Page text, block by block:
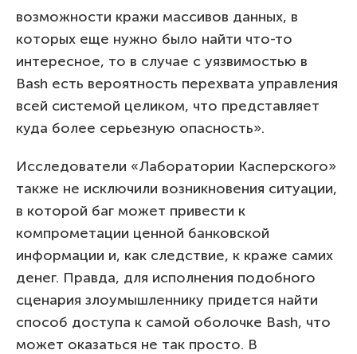
возможности кражи массивов данных, в
которых еще нужно было найти что-то
интересное, то в случае с уязвимостью в
Bash есть вероятность перехвата управления
всей системой целиком, что представляет
куда более серьезную опасность».
Исследователи «Лаборатории Касперского»
также не исключили возникновения ситуации,
в которой баг может привести к
компрометации ценной банковской
информации и, как следствие, к краже самих
денег. Правда, для исполнения подобного
сценария злоумышленнику придется найти
способ доступа к самой оболочке Bash, что
может оказаться не так просто. В